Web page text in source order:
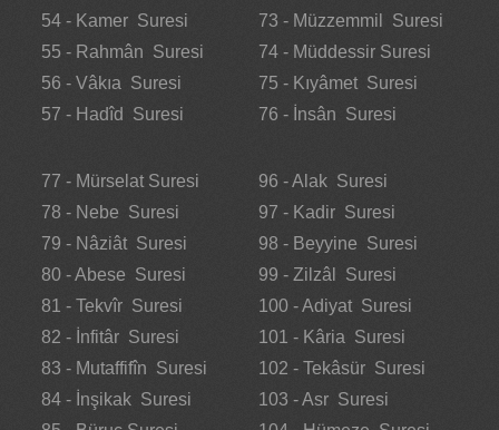
54 - Kamer Suresi
55 - Rahmân Suresi
56 - Vâkıa Suresi
57 - Hadîd Suresi
73 - Müzzemmil Suresi
74 - Müddessir Suresi
75 - Kıyâmet Suresi
76 - İnsân Suresi
77 - Mürselat Suresi
78 - Nebe Suresi
79 - Nâziât Suresi
80 - Abese Suresi
81 - Tekvîr Suresi
82 - İnfitâr Suresi
83 - Mutaffifîn Suresi
84 - İnşikak Suresi
96 - Alak Suresi
97 - Kadir Suresi
98 - Beyyine Suresi
99 - Zilzâl Suresi
100 - Adiyat Suresi
101 - Kâria Suresi
102 - Tekâsür Suresi
103 - Asr Suresi